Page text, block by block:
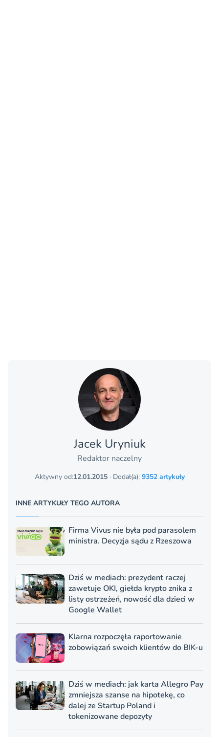
Jacek Uryniuk
Redaktor naczelny
Aktywny od:12.01.2015· Dodał(a): 9352 artykuły
INNE ARTYKUŁY TEGO AUTORA
Firma Vivus nie była pod parasolem
ministra. Decyzja sądu z Rzeszowa
Dziś w mediach: prezydent raczej
zawetuje OKI, giełda krypto znika z
listy ostrzeżeń, nowość dla dzieci w
Google Wallet
Klarna rozpoczęła raportowanie
zobowiązań swoich klientów do BIK-u
Dziś w mediach: jak karta Allegro Pay
zmniejsza szanse na hipotekę, co
dalej ze Startup Poland i
tokenizowane depozyty